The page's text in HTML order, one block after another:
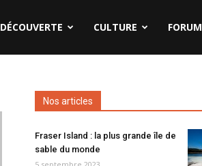
DÉCOUVERTE CULTURE FORUM
Nos articles
Fraser Island : la plus grande île de
sable du monde